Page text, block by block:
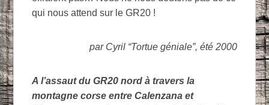
qui nous attend sur le GR20 !
par Cyril “Tortue géniale”, été 2000
A l’assaut du GR20 nord à travers la
montagne corse entre Calenzana et